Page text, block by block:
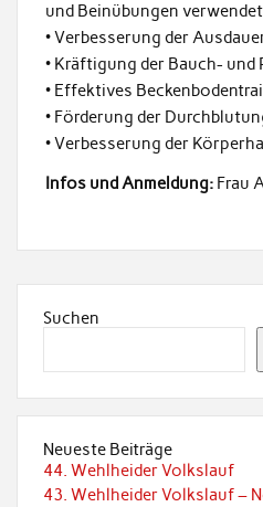
und Beinübungen verwendet
• Verbesserung der
• Kräftigung der Bauch- und
• Effektives
• Förderung der
• Verbesserung der
Infos und Anmeldung: Frau
Suchen
Neueste Beiträge
44. Wehlheider Volkslauf
43. Wehlheider Volkslauf –